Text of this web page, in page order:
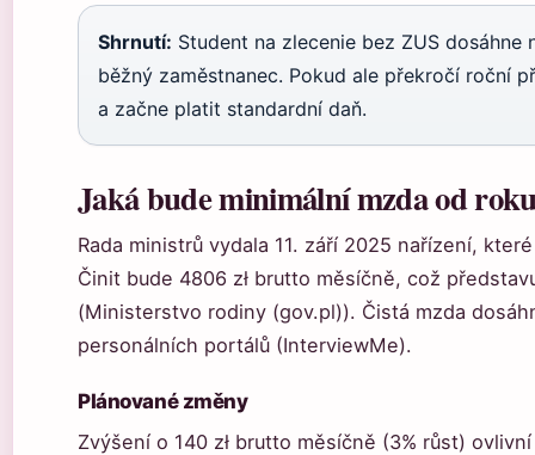
Shrnutí: Student na zlecenie bez ZUS dosáhne
běžný zaměstnanec. Pokud ale překročí roční
a začne platit standardní daň.
Jaká bude minimální mzda od
Rada ministrů vydala 11. září 2025 nařízení,
Činit bude 4806 zł brutto měsíčně, což
(Ministerstvo rodiny (gov.pl)). Čistá mzda
personálních portálů (InterviewMe).
Plánované změny
Zvýšení o 140 zł brutto měsíčně (3% růst)